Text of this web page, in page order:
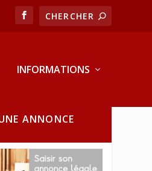
INFORMATIONS
ANNONCE